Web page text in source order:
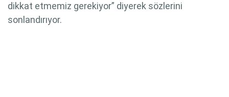
dikkat etmemiz gerekiyor” diyerek sözlerini
sonlandırıyor.